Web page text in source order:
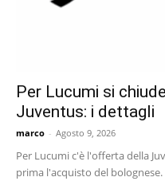
Per Lucumi si
Juventus: i dettagli
marco - Agosto 9, 2026
Per Lucumi c'è l'offerta della
prima l'acquisto del